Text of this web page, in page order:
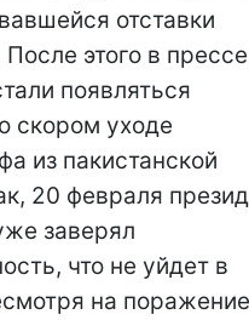
отставки
После этого в прессе
появляться
скором уходе
из пакистанской
20 февраля
заверял
что не уйдет в
на